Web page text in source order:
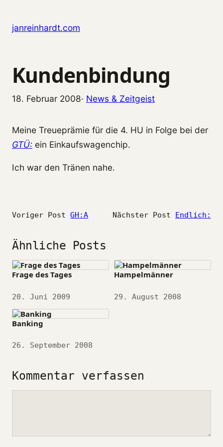
janreinhardt.com
Kundenbindung
18. Februar 2008· News & Zeitgeist
Meine Treueprämie für die 4. HU in Folge bei der
GTÜ: ein Einkaufswagenchip.
Ich war den Tränen nahe.
Voriger Post GH:A Nächster Post Endlich:
Ähnliche Posts
Frage des Tages
Datum
20. Juni 2009
Hampelmänner
Datum
29. August 2008
Banking
Datum
26. September 2008
Kommentar verfassen